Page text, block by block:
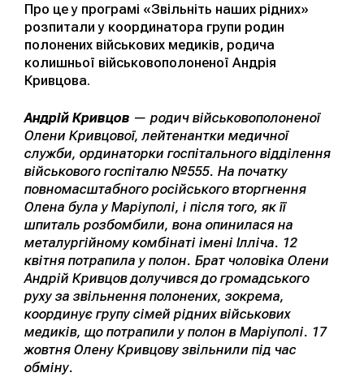
Про це у програмі «Звільніть наших рідних»
розпитали у координатора групи родин
полонених військових медиків, родича
колишньої військовополоненої Андрія
Кривцова.
Андрій Кривцов — родич військовополоненої
Олени Кривцової, лейтенантки медичної
служби, ординаторки госпітального відділення
військового госпіталю №555. На початку
повномасштабного російського вторгнення
Олена була у Маріуполі, і після того, як її
шпиталь розбомбили, вона опинилася на
металургійному комбінаті імені Ілліча. 12
квітня потрапила у полон. Брат чоловіка Олени
Андрій Кривцов долучився до громадського
руху за звільнення полонених, зокрема,
координує групу сімей рідних військових
медиків, що потрапили у полон в Маріуполі. 17
жовтня Олену Кривцову звільнили під час
обміну.